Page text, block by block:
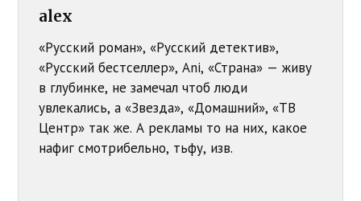
alex
«Русский роман», «Русский детектив»,
«Русский бестселлер», Ani, «Страна» — живу
в глубинке, не замечал чтоб люди
увлекались, а «Звезда», «Домашний», «ТВ
Центр» так же. А рекламы то на них, какое
нафиг смотрибельно, тьфу, изв.